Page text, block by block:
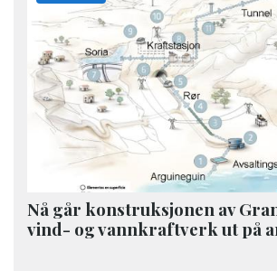
Nå går konstruksjonen av
vind- og vannkraftverk ut på